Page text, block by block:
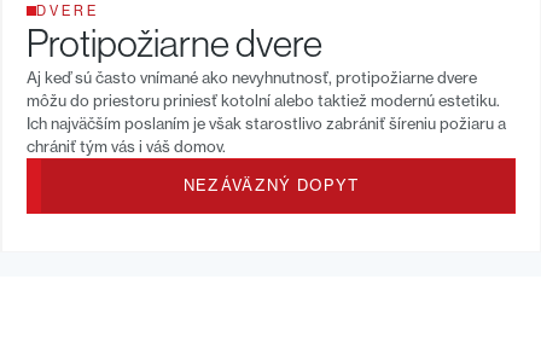
DVERE
Protipožiarne dvere
Aj keď sú často vnímané ako nevyhnutnosť, protipožiarne dvere
môžu do priestoru priniesť kotolní alebo taktiež modernú estetiku.
Ich najväčším poslaním je však starostlivo zabrániť šíreniu požiaru a
chrániť tým vás i váš domov.
NEZÁVÄZNÝ DOPYT